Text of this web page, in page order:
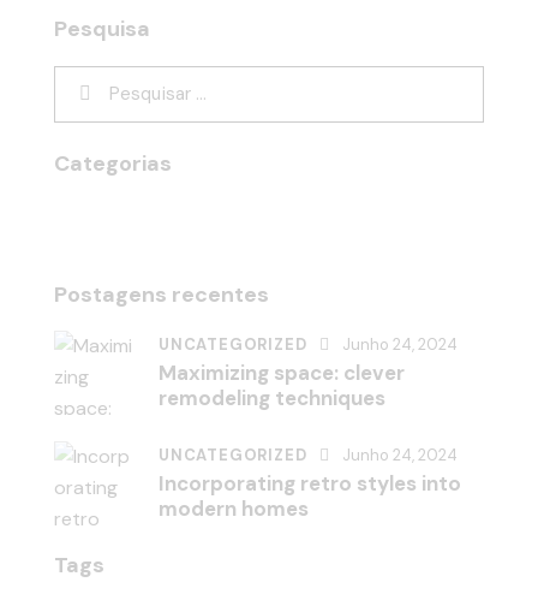
Pesquisa
Categorias
Postagens recentes
UNCATEGORIZED Junho 24, 2024
Maximizing space: clever
remodeling techniques
UNCATEGORIZED Junho 24, 2024
Incorporating retro styles into
modern homes
Tags